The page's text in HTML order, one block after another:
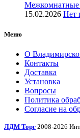
Межкомнатные
15.02.2026 Нет
Меню
О
Контакты
Доставка
Установка
Вопросы
Политика
Согласие на
ЛДМ Торг 2008-2026